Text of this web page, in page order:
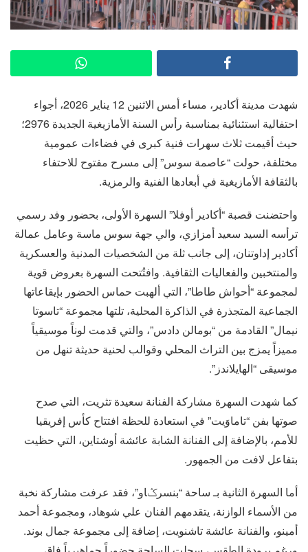
شهدت مدينة أكادير، مساء أمس الاثنين 12 يناير 2026، أجواء
احتفالية استثنائية بمناسبة رأس السنة الأمازيغية الجديدة 2976؛
حيث أقيمت ثلاث سهرات فنية كبرى في فضاءات عمومية
مختلفة، حولت “عاصمة سوس” إلى مسرح مفتوح للاحتفاء
بالثقافة الأمازيغية في أبعادها الفنية والرمزية.
واحتضنت قصبة “أكادير أوفلا” السهرة الأولى، بحضور وفد رسمي
ترأسه السيد سعيد أمزازي، والي جهة سوس ماسة وعامل عمالة
أكادير إداوتنان، إلى جانب ثلة من الشخصيات المدنية والعسكرية
والمنتخبين والفعاليات الثقافية. وافتُتحت السهرة بعروض قوية
لمجموعة “أحواش طاطا”، التي ألهبت حماس الحضور بإيقاعاتها
الجماعية المتجذرة في الذاكرة المحلية، تلتها مجموعة “تاسوتا
نيمال” القادمة من “بومالن دادس”، والتي قدمت لوناً موسيقياً
مميزاً يمزج بين التراث المحلي وقوالب لحنية حديثة تنهل من
موسيقى “الهايلاندز”.
كما شهدت السهرة مشاركة الفنانة سعيدة تثريت، التي صدح
صوتها بفن “تاماوَيت” في استعادة للحظة افتتاح كأس إفريقيا
للأمم، بالإضافة إلى الفنانة الشابة عائشة أوشتاين، التي حظيت
بتفاعل لافت من الجمهور.
أما السهرة الثانية بـ ساحة “بنسرݣاو”، فقد عرفت مشاركة نخبة
من الأسماء الوازنة، يتقدمهم الفنان علي شوهاد، ومجموعة أحمد
أمينو، والفنانة عائشة تاشنويت، إضافة إلى مجموعة جمال بوند.